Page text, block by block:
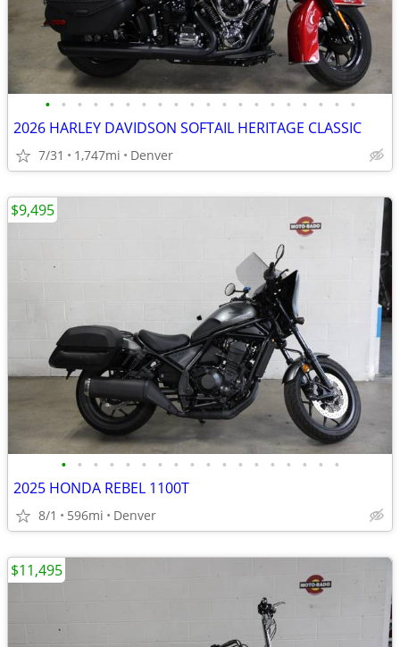
• • • • • • • • • • • • • • • • • • • •
2026 HARLEY DAVIDSON SOFTAIL HERITAGE CLASSIC
7/31 1,747mi Denver
• • • • • • • • • • • • • • • • • •
2025 HONDA REBEL 1100T
8/1 596mi Denver
$9,495
$11,495